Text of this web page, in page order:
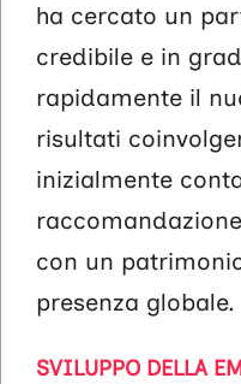
ha cercato un
credibile e in
rapidamente il
risultati
inizialmente
con un
presenza globale.
SVILUPPO DELLA